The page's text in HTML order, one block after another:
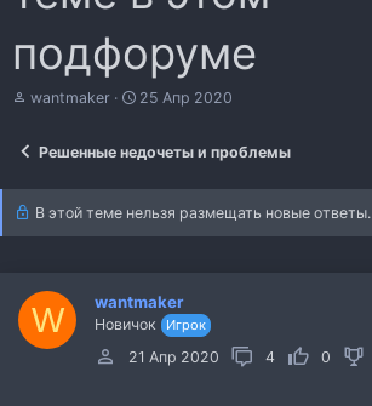
подфоруме
А
е
м
wantmaker
Д
а
ч
а
25 Апр 2020
Решенные недочеты и проблемы
В этой теме нельзя размещать новые ответы.
W wantmaker
Новичок Игрок
21 Апр 2020 4 0